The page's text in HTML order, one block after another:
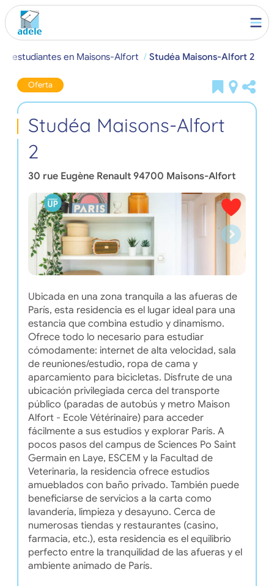
estudiantes en Maisons-Alfort Studéa Maisons-Alfort 2
Oferta
Studéa Maisons-Alfort
2
30 rue Eugène Renault 94700 Maisons-Alfort
Ubicada en una zona tranquila a las afueras de
París, esta residencia es el lugar ideal para una
estancia que combina estudio y dinamismo.
Ofrece todo lo necesario para estudiar
cómodamente: internet de alta velocidad, sala
de reuniones/estudio, ropa de cama y
aparcamiento para bicicletas. Disfrute de una
ubicación privilegiada cerca del transporte
público (paradas de autobús y metro Maison
Alfort - Ecole Vétérinaire) para acceder
fácilmente a sus estudios y explorar París. A
pocos pasos del campus de Sciences Po Saint
Germain en Laye, ESCEM y la Facultad de
Veterinaria, la residencia ofrece estudios
amueblados con baño privado. También puede
beneficiarse de servicios a la carta como
lavandería, limpieza y desayuno. Cerca de
numerosas tiendas y restaurantes (casino,
farmacia, etc.), esta residencia es el equilibrio
perfecto entre la tranquilidad de las afueras y el
ambiente animado de París.